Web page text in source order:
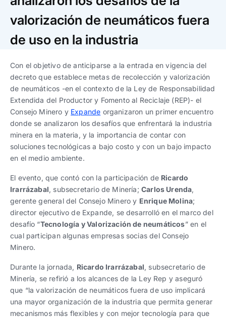
Trabaja con nosotros
Ver todo
Español|English
Ver todas
Español|English
Ver todas
Español|English
Ver todos
Español|English
Español|English
Español|English
valorización de neumáticos fuera
de uso en la industria
Con el objetivo de anticiparse a la entrada en vigencia del
decreto que establece metas de recolección y valorización
de neumáticos -en el contexto de la Ley de Responsabilidad
Extendida del Productor y Fomento al Reciclaje (REP)- el
Consejo Minero y Expande organizaron un primer encuentro
donde se analizaron los desafíos que enfrentará la industria
minera en la materia, y la importancia de contar con
soluciones tecnológicas a bajo costo y con un bajo impacto
en el medio ambiente.
El evento, que contó con la participación de Ricardo
Irarrázabal, subsecretario de Minería;Carlos Urenda,
gerente general del Consejo Minero y Enrique Molina;
director ejecutivo de Expande, se desarrolló en el marco del
desafío “Tecnología y Valorización de neumáticos” en el
cual participan algunas empresas socias del Consejo
Minero.
Durante la jornada, Ricardo Irarrázabal, subsecretario de
Minería, se refirió a los alcances de la Ley Rep y aseguró
que “la valorización de neumáticos fuera de uso implicará
una mayor organización de la industria que permita generar
mecanismos más flexibles y con mejor tecnología para que